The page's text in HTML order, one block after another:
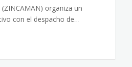
organiza un
con el despacho de…